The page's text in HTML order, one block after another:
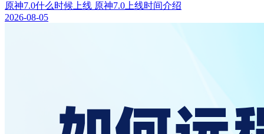
原神7.0什么时候上线 原神7.0上线时间介绍
2026-08-05